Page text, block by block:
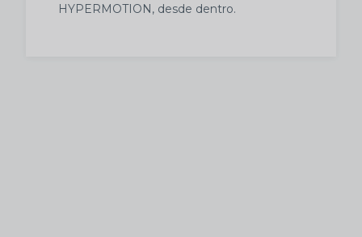
HYPERMOTION, desde dentro.